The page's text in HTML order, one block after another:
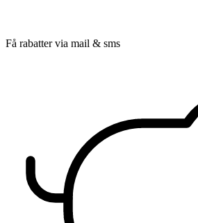
Få rabatter via mail & sms